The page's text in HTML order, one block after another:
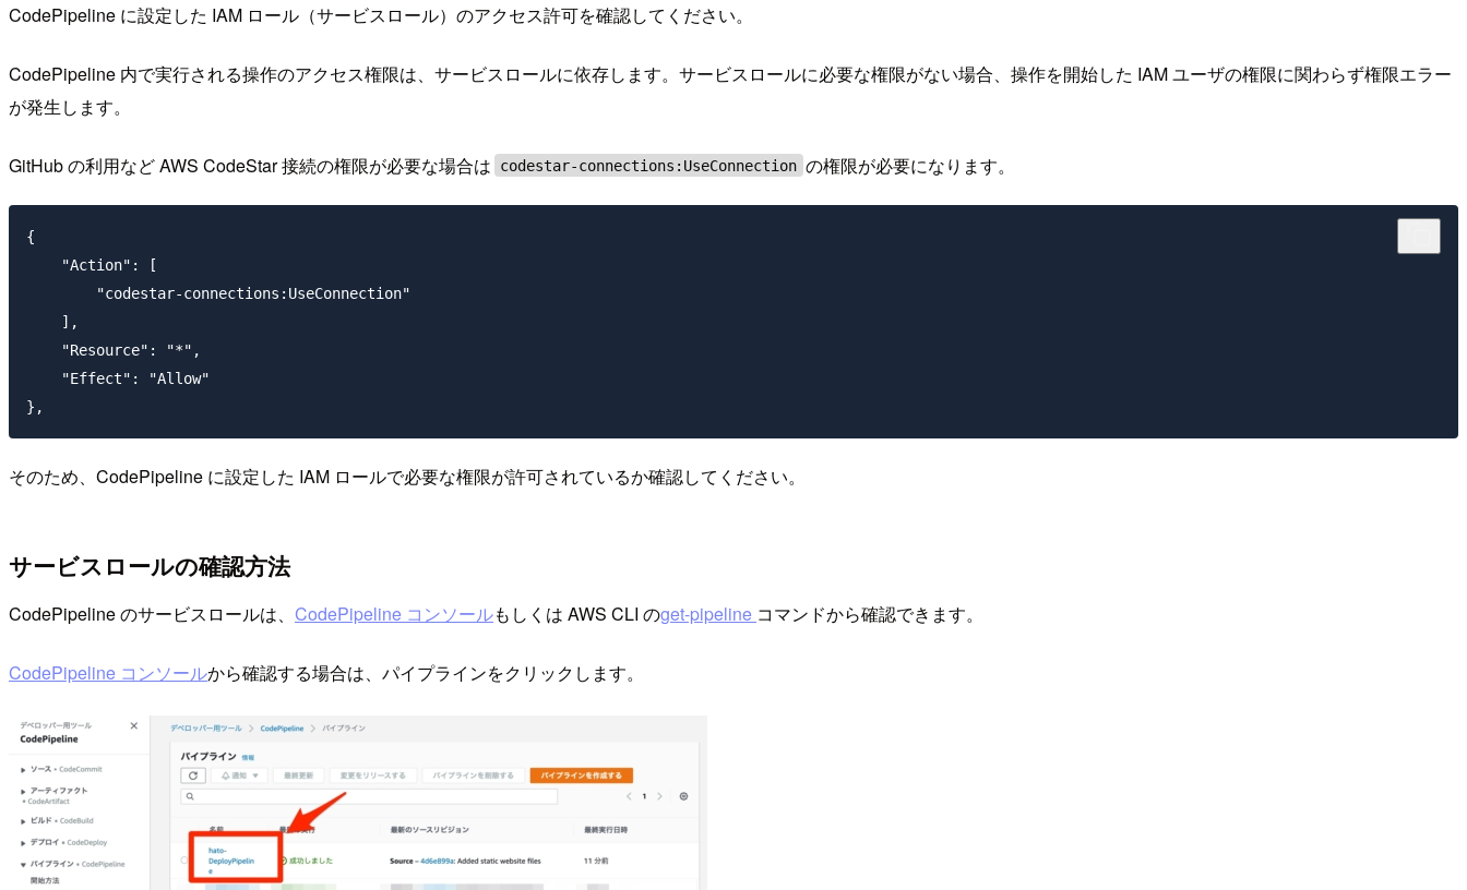
CodePipeline に設定した IAM ロール（サービスロール）のアクセス許可を確認してください。
CodePipeline 内で実行される操作のアクセス権限は、サービスロールに依存します。サービスロールに必要な権限がない場合、操作を開始した IAM ユーザの権限に関わらず権限エラー
が発生します。
GitHub の利用など AWS CodeStar 接続の権限が必要な場合は codestar-connections:UseConnection の権限が必要になります。
{
    "Action": [
        "codestar-connections:UseConnection"
    ],
    "Resource": "*",
    "Effect": "Allow"
そのため、CodePipeline に設定した IAM ロールで必要な権限が許可されているか確認してください。
サービスロールの確認方法
CodePipeline のサービスロールは、 CodePipeline コンソールもしくは AWS CLI のget-pipeline コマンドから確認できます。
CodePipeline コンソールから確認する場合は、パイプラインをクリックします。